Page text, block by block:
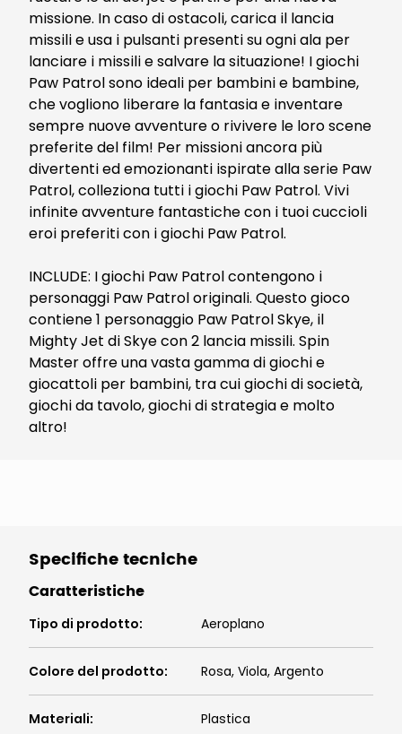
missione. In caso di ostacoli, carica il lancia
missili e usa i pulsanti presenti su ogni ala per
lanciare i missili e salvare la situazione! I giochi
Paw Patrol sono ideali per bambini e bambine,
che vogliono liberare la fantasia e inventare
sempre nuove avventure o rivivere le loro scene
preferite del film! Per missioni ancora più
divertenti ed emozionanti ispirate alla serie Paw
Patrol, colleziona tutti i giochi Paw Patrol. Vivi
infinite avventure fantastiche con i tuoi cuccioli
eroi preferiti con i giochi Paw Patrol.
INCLUDE: I giochi Paw Patrol contengono i
personaggi Paw Patrol originali. Questo gioco
contiene 1 personaggio Paw Patrol Skye, il
Mighty Jet di Skye con 2 lancia missili. Spin
Master offre una vasta gamma di giochi e
giocattoli per bambini, tra cui giochi di società,
giochi da tavolo, giochi di strategia e molto
altro!
Specifiche tecniche
Caratteristiche
Tipo di prodotto: Aeroplano
Colore del prodotto: Rosa, Viola, Argento
Materiali: Plastica